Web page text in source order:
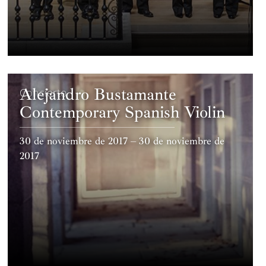
Concierto
Alejandro Bustamante
Contemporary Spanish Violin
30 de noviembre de 2017 – 30 de noviembre de
2017